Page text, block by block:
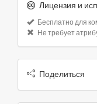
Лицензия и
Бесплатно для
Не требует
Поделиться